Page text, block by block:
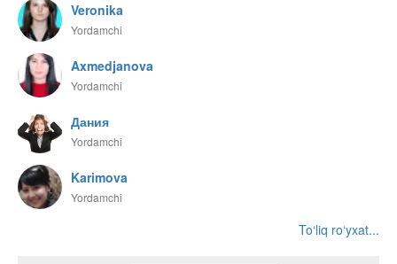
Veronika
Yordamchi
Axmedjanova
Yordamchi
Дания
Yordamchi
Karimova
Yordamchi
To‘liq ro‘yxat...